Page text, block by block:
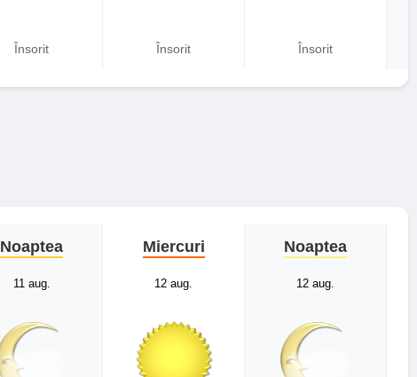
Însorit Însorit Însorit
Noaptea
11 aug.
Miercuri
12 aug.
Noaptea
12 aug.